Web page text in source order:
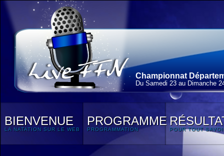
Championnat
Du Samedi 23 au Dimanche
BIENVENUE
LA NATATION SUR LE WEB
PROGRAMME
PROGRAMMATION POUR TOUT